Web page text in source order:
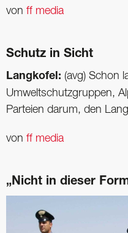
von ff media
Schutz in Sicht
Langkofel: (avg) Schon
Umweltschutzgruppen,
Parteien darum, den
von ff media
„Nicht in dieser